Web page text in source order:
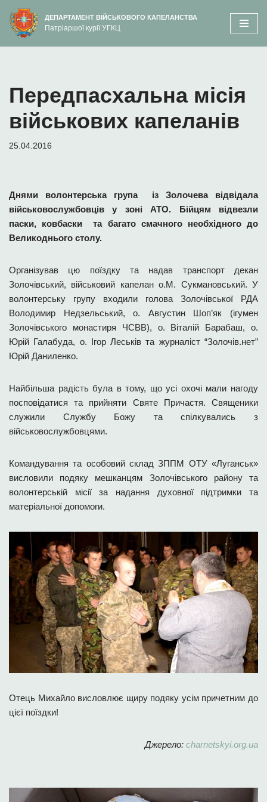
вмісту
Перейти
до
ДЕПАРТАМЕНТ ВІЙСЬКОВОГО КАПЕЛАНСТВА
Патріаршої курії УГКЦ
Передпасхальна місія
військових капеланів
25.04.2016
Днями волонтерська група із Золочева відвідала
військовослужбовців у зоні АТО. Бійцям відвезли
паски, ковбаски та багато смачного необхідного до
Великоднього столу.
Організував цю поїздку та надав транспорт декан
Золочівський, військовий капелан о.М. Сукмановський. У
волонтерську групу входили голова Золочівської РДА
Володимир Недзельський, о. Августин Шоп’як (ігумен
Золочівського монастиря ЧСВВ), о. Віталій Барабаш, о.
Юрій Галабуда, о. Ігор Леськів та журналіст “Золочів.нет”
Юрій Даниленко.
Найбільша радість була в тому, що усі охочі мали нагоду
посповідатися та прийняти Святе Причастя. Священики
служили Службу Божу та спілкувались з
військовослужбовцями.
Командування та особовий склад ЗППМ ОТУ «Луганськ»
висловили подяку мешканцям Золочівського району та
волонтерській місії за надання духовної підтримки та
матеріальної допомоги.
Отець Михайло висловлює щиру подяку усім причетним до
цієї поїздки!
Джерело: charnetskyi.org.ua